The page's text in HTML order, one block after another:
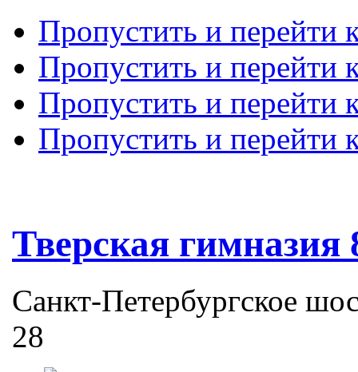
Пропустить и перейти
Пропустить и перейти
Пропустить и перейти
Пропустить и перейти
Тверская гимназия
Санкт-Петербургское
28